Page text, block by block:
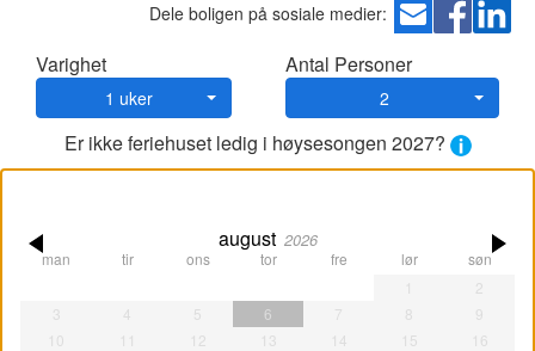
Dele boligen på sosiale medier:
Varighet
1 uker
Antal Personer
2
Er ikke feriehuset ledig i høysesongen 2027?
august 2026
man tir ons tor fre lør
søn
1
2
3
4 5 6 7 8
9
10
11 12 13 14 15
16